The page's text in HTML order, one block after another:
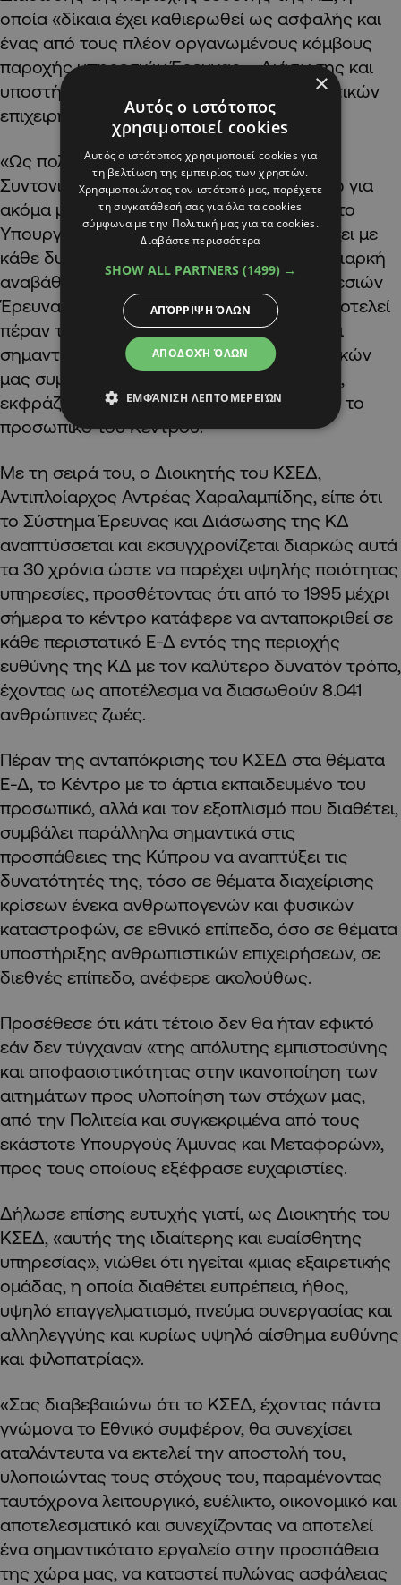
οποία «δίκαια έχει καθιερωθεί ως ασφαλής και
ένας από τους πλέον οργανωμένους κόμβους
παροχής υπηρεσιών Έρευνας – Διάσωσης και
υποστήριξης ανθρωπιστικών και ειρηνευτικών
επιχειρήσεων».
«Ως πολιτικός προϊστάμενος του Κέντρου
Συντονισμού Έρευνας και Διάσωσης, θέλω για
ακόμα μια φορά να σας διαβεβαιώσω ότι το
Υπουργείο Άμυνας θα συνεχίσει να στηρίζει με
κάθε δυνατό τρόπο την προσπάθεια για διαρκή
αναβάθμισή του, αλλά και όλων των Υπηρεσιών
Έρευνας και Διάσωσης, καθόσον αυτό, αποτελεί
πέραν των όσων θετικών προανέφερα και
σημαντικό εργαλείο προώθησης των εθνικών
μας συμφερόντων», κατέληξε ο κ. Πάλμας,
εκφράζοντας θερμά συγχαρητήρια σε όλο το
προσωπικό του Κέντρου.
Με τη σειρά του, ο Διοικητής του ΚΣΕΔ,
Αντιπλοίαρχος Αντρέας Χαραλαμπίδης, είπε ότι
το Σύστημα Έρευνας και Διάσωσης της ΚΔ
αναπτύσσεται και εκσυγχρονίζεται διαρκώς αυτά
τα 30 χρόνια ώστε να παρέχει υψηλής ποιότητας
υπηρεσίες, προσθέτοντας ότι από το 1995 μέχρι
σήμερα το κέντρο κατάφερε να ανταποκριθεί σε
κάθε περιστατικό Ε-Δ εντός της περιοχής
ευθύνης της ΚΔ με τον καλύτερο δυνατόν τρόπο,
έχοντας ως αποτέλεσμα να διασωθούν 8.041
ανθρώπινες ζωές.
Πέραν της ανταπόκρισης του ΚΣΕΔ στα θέματα
Ε-Δ, το Κέντρο με το άρτια εκπαιδευμένο του
προσωπικό, αλλά και τον εξοπλισμό που διαθέτει,
συμβάλει παράλληλα σημαντικά στις
προσπάθειες της Κύπρου να αναπτύξει τις
δυνατότητές της, τόσο σε θέματα διαχείρισης
κρίσεων ένεκα ανθρωπογενών και φυσικών
καταστροφών, σε εθνικό επίπεδο, όσο σε θέματα
υποστήριξης ανθρωπιστικών επιχειρήσεων, σε
διεθνές επίπεδο, ανέφερε ακολούθως.
Προσέθεσε ότι κάτι τέτοιο δεν θα ήταν εφικτό
εάν δεν τύγχαναν «της απόλυτης εμπιστοσύνης
και αποφασιστικότητας στην ικανοποίηση των
αιτημάτων προς υλοποίηση των στόχων μας,
από την Πολιτεία και συγκεκριμένα από τους
εκάστοτε Υπουργούς Άμυνας και Μεταφορών»,
προς τους οποίους εξέφρασε ευχαριστίες.
Δήλωσε επίσης ευτυχής γιατί, ως Διοικητής του
ΚΣΕΔ, «αυτής της ιδιαίτερης και ευαίσθητης
υπηρεσίας», νιώθει ότι ηγείται «μιας εξαιρετικής
ομάδας, η οποία διαθέτει ευπρέπεια, ήθος,
υψηλό επαγγελματισμό, πνεύμα συνεργασίας και
αλληλεγγύης και κυρίως υψηλό αίσθημα ευθύνης
και φιλοπατρίας».
«Σας διαβεβαιώνω ότι το ΚΣΕΔ, έχοντας πάντα
γνώμονα το Εθνικό συμφέρον, θα συνεχίσει
αταλάντευτα να εκτελεί την αποστολή του,
υλοποιώντας τους στόχους του, παραμένοντας
ταυτόχρονα λειτουργικό, ευέλικτο, οικονομικό και
αποτελεσματικό και συνεχίζοντας να αποτελεί
ένα σημαντικότατο εργαλείο στην προσπάθεια
της χώρα μας, να καταστεί πυλώνας ασφάλειας
×
Αυτός ο ιστότοπος
χρησιμοποιεί cookies
Αυτός ο ιστότοπος χρησιμοποιεί cookies για
τη βελτίωση της εμπειρίας των χρηστών.
Χρησιμοποιώντας τον ιστότοπό μας, παρέχετε
τη συγκατάθεσή σας για όλα τα cookies
σύμφωνα με την Πολιτική μας για τα cookies.
Διαβάστε περισσότερα
SHOW ALL PARTNERS (1499) →
ΑΠΟΔΟΧΉ ΌΛΩΝ
ΑΠΌΡΡΙΨΗ ΌΛΩΝ
ΕΜΦΆΝΙΣΗ ΛΕΠΤΟΜΕΡΕΙΏΝ